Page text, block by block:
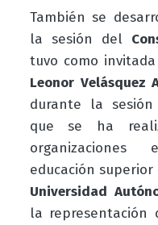
También se
la sesión del
tuvo como
Leonor Velásquez
durante la
que se ha
educación
Universidad
la representación